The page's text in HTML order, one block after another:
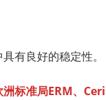
有良好的稳定性。
标准局ERM、